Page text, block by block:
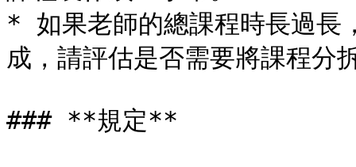
* 如果老師的總課程時長過
成，請評估是否需要將課程分
### **規定**